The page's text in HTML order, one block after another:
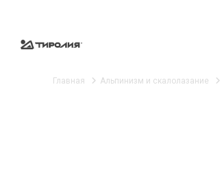
Главная Альпинизм и скалолазание